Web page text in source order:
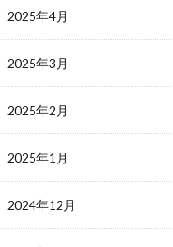
2025年4月
2025年3月
2025年2月
2025年1月
2024年12月